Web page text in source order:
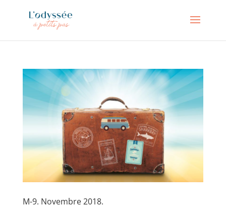
M-9. Novembre 2018.